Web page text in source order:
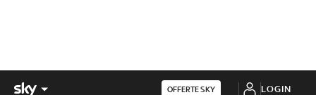
OFFERTE SKY LOGIN